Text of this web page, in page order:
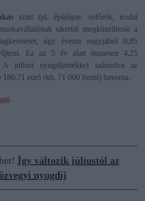
szint (pl. építőipar, sofőrök, irodai
sikerült megközelítenie a
úgy évente nagyjából 0,85
Ez az 5 év alatt összesen 4,25
A júliusi nyugdíjértékkel számolva az
180,71 euró (kb. 71 000 forint) havonta.
.
Így változik júliustól az
özvegyi nyugdíj